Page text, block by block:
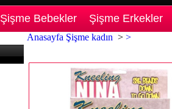
Şişme Bebekler Şişme Erkekler
Anasayfa Şişme kadın > >